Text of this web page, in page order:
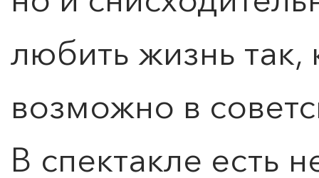
любить жизнь так,
возможно в
В спектакле есть